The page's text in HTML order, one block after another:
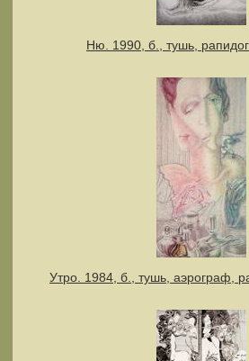
Ню. 1990, б., тушь,
Утро. 1984, б., тушь, аэрограф,